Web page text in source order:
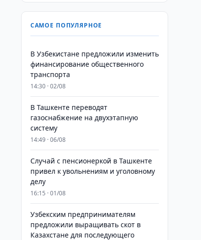
САМОЕ ПОПУЛЯРНОЕ
В Узбекистане предложили изменить
финансирование общественного
транспорта
14:30 · 02/08
В Ташкенте переводят
газоснабжение на двухэтапную
систему
14:49 · 06/08
Случай с пенсионеркой в Ташкенте
привел к увольнениям и уголовному
делу
16:15 · 01/08
Узбекским предпринимателям
предложили выращивать скот в
Казахстане для последующего